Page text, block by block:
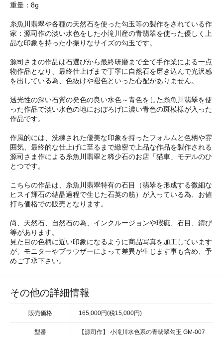
重量：8g
糸魚川翡翠や各種の天然石を使った勾玉等の製作をされている作
家：源司作の淡い水色をした小滝川産の青翡翠を使った優しく上
品な印象を持った小振りなサイズの勾玉です。
源司さまの作品は石選びから最終研磨まで全て手作業による一点
物作品となり、最終仕上げまで丁寧に自然石を磨き込んで光沢感
を出している為、色抜けや褪色といった心配がありません。
透光性の深い石質の発色の良い水色～青色をした糸魚川翡翠を使
った作品で淡い水色の地におぼろげに濃い青色の斑模様が入った
作品です。
作風的には、洗練された優美な印象を持ったフォルムと色柄や雰
囲気、最終的な仕上げに至るまで緻密で上品な作品を製作される
源司さま作による糸魚川翡翠と稀少石のお店「猫車」モデルのひ
とつです。
こちらの作品は、糸魚川翡翠特有の石目（翡翠を形成する微細な
ヒスイ輝石の結晶過程で生じた石英の筋）が入っている為、お値
打ち価格での販売となります。
尚、天然石、自然石の為、インクルージョンや瑕疵、石目、錆び
等があります。
見た目の色柄に近い印象になるように商品写真を加工しています
が、モニターやブラウザーによって差異が生じます事も含め、予
めご了承下さい。
その他の詳細情報
販売価格 165,000円(税15,000円)
型番 【源司作】 小滝川水色系の青翡翠勾玉 GM-007